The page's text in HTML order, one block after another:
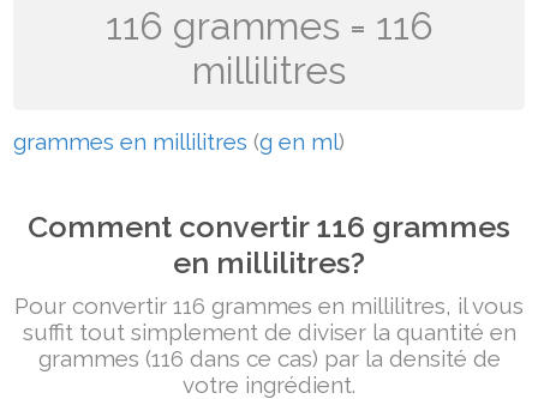
116 grammes = 116
millilitres
grammes en millilitres (g en ml)
Comment convertir 116 grammes
en millilitres?
Pour convertir 116 grammes en millilitres, il vous
suffit tout simplement de diviser la quantité en
grammes (116 dans ce cas) par la densité de
votre ingrédient.